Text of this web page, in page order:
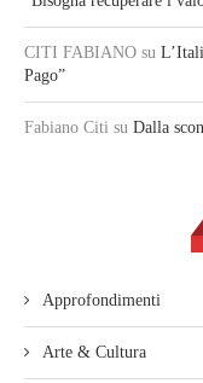
CITI FABIANO su
Pago”
Fabiano Citi su Dalla
Approfondimenti
Arte & Cultura